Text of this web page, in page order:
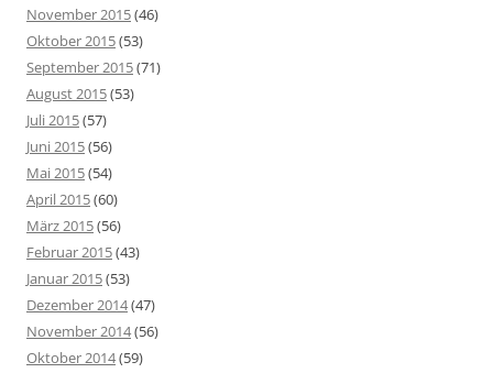
November 2015(46)
Oktober 2015(53)
September 2015(71)
August 2015(53)
Juli 2015(57)
Juni 2015(56)
Mai 2015(54)
April 2015(60)
März 2015(56)
Februar 2015(43)
Januar 2015(53)
Dezember 2014(47)
November 2014(56)
Oktober 2014(59)